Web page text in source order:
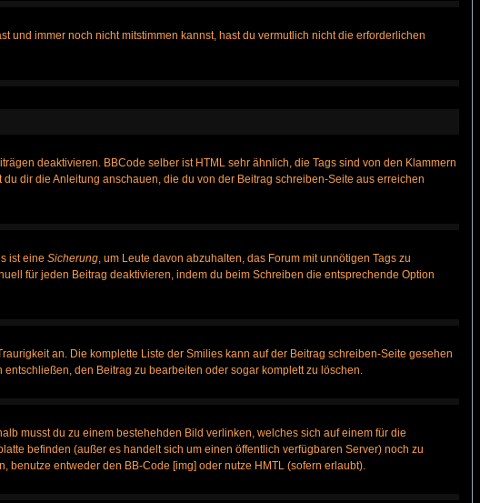
immer noch nicht mitstimmen kannst, hast du vermutlich nicht die erforderlichen
deaktivieren. BBCode selber ist HTML sehr ähnlich, die Tags sind von den Klammern
dir die Anleitung anschauen, die du von der Beitrag schreiben-Seite aus erreichen
ist eine Sicherung, um Leute davon abzuhalten, das Forum mit unnötigen Tags zu
für jeden Beitrag deaktivieren, indem du beim Schreiben die entsprechende Option
an. Die komplette Liste der Smilies kann auf der Beitrag schreiben-Seite gesehen
den Beitrag zu bearbeiten oder sogar komplett zu löschen.
musst du zu einem bestehehden Bild verlinken, welches sich auf einem für die
befinden (außer es handelt sich um einen öffentlich verfügbaren Server) noch zu
entweder den BB-Code [img] oder nutze HMTL (sofern erlaubt).